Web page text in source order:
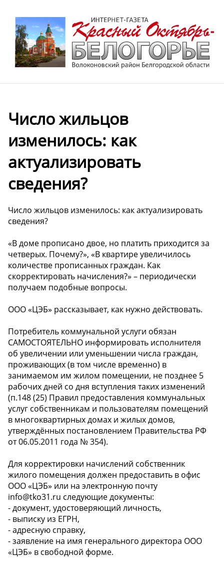
Число жильцов
изменилось: как
актуализировать
сведения?
Число жильцов изменилось: как актуализировать
сведения?
«В доме прописано двое, но платить приходится за
четверых. Почему?», «В квартире увеличилось
количестве прописанных граждан. Как
скорректировать начисления?» – периодически
получаем подобные вопросы.
ООО «ЦЭБ» рассказывает, как нужно действовать.
Потребитель коммунальной услуги обязан
САМОСТОЯТЕЛЬНО информировать исполнителя
об увеличении или уменьшении числа граждан,
проживающих (в том числе временно) в
занимаемом им жилом помещении, не позднее 5
рабочих дней со дня вступления таких изменений
(п.148 (25) Правил предоставления коммунальных
услуг собственникам и пользователям помещений
в многоквартирных домах и жилых домов,
утверждённых постановлением Правительства РФ
от 06.05.2011 года № 354).
Для корректировки начислений собственник
жилого помещения должен предоставить в офис
ООО «ЦЭБ» или на электронную почту
info@tko31.ru следующие документы:
- документ, удостоверяющий личность,
- выписку из ЕГРН,
- адресную справку,
- заявление на имя генерального директора ООО
«ЦЭБ» в свободной форме.